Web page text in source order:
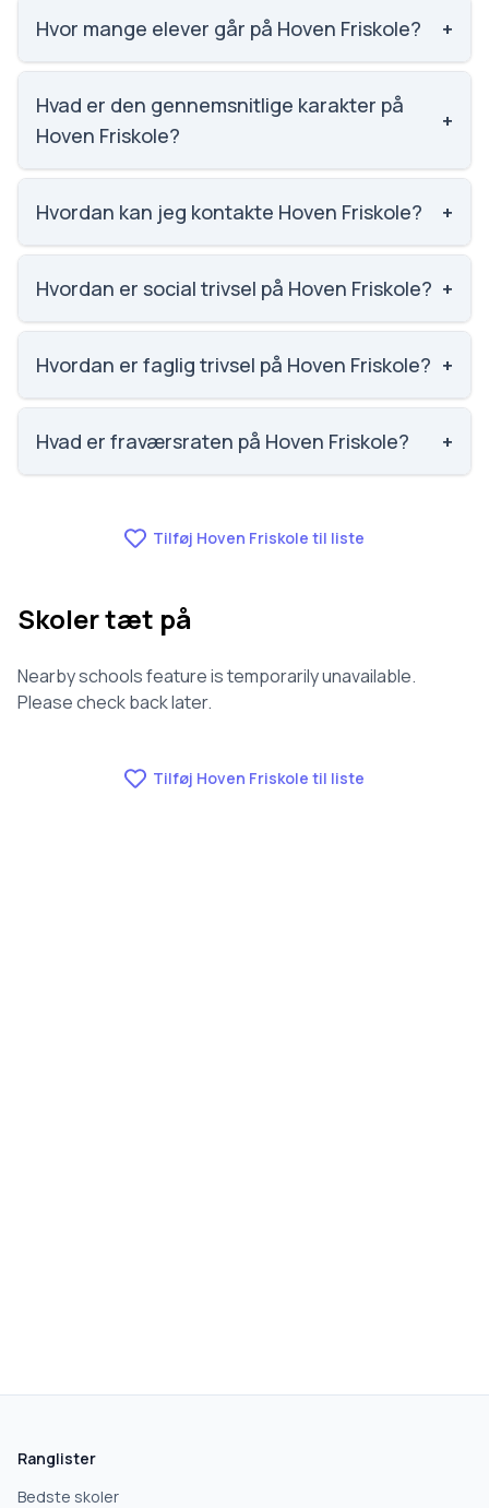
Hvor mange elever går på Hoven Friskole? +
Hoven Friskole har 37 elever, hvilket gør den til
nummer 2309 ud af 3143 skoler.
Hvad er den gennemsnitlige karakter på
Hoven Friskole?
+
Vi har ikke data om karaktergennemsnittet for
Hoven Friskole.
Hvordan kan jeg kontakte Hoven Friskole? +
Email: kontakt@hovenfriskole.dk. Telefon: 7534
3046. Adresse: Hoven Friskole Skolevej 2, 6880
Hvordan er social trivsel på Hoven Friskole? +
Vi har ikke data om social trivsel for Hoven Friskole.
Hvordan er faglig trivsel på Hoven Friskole? +
Vi har ikke data om faglig trivsel for Hoven Friskole.
Hvad er fraværsraten på Hoven Friskole? +
Tilføj Hoven Friskole til liste
Skoler tæt på
Nearby schools feature is temporarily unavailable.
Please check back later.
Tilføj Hoven Friskole til liste
Ranglister
Bedste skoler